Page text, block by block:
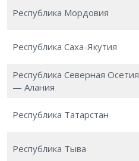
Республика Мордовия
Республика Саха-Якутия
Республика Северная Осетия
— Алания
Республика Татарстан
Республика Тыва